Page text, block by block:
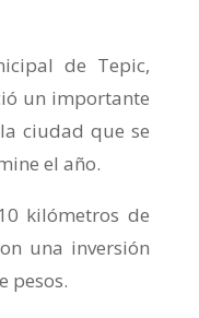
de Tepic,
un importante
ciudad que se
el año.
kilómetros de
una inversión
pesos.